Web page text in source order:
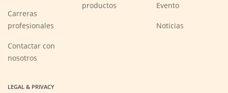
Carreras
profesionales
new
Contactar con
nosotros
productos
Evento
Noticias
LEGAL & PRIVACY